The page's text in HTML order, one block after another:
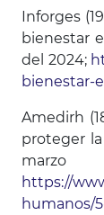
Inforges
bienestar
del 2024;
bienestar-
Amedirh
proteger
https://
humanos/